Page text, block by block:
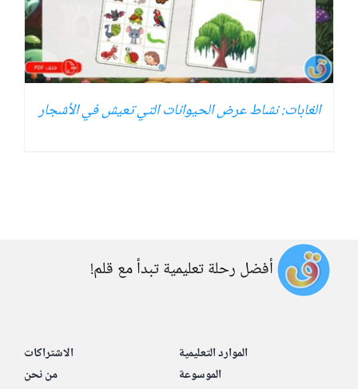
الغابات: نشاط عرض الحيوانات التي تعيش في الأشجار
أفضل رحلة تعليمية تبدأ مع قلم!
الموارد التعليمية
الموسوعة
الاشتراكات
من نحن